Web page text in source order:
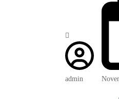
admin